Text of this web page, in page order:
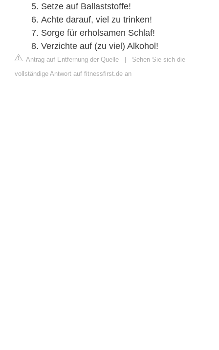
Setze auf Ballaststoffe!
Achte darauf, viel zu trinken!
Sorge für erholsamen Schlaf!
Verzichte auf (zu viel) Alkohol!
Antrag auf Entfernung der Quelle | Sehen Sie sich die
vollständige Antwort auf fitnessfirst.de an